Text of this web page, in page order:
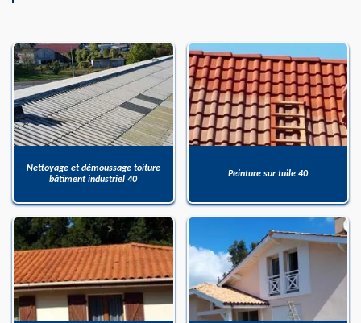
Nettoyage et démoussage toiture
bâtiment industriel 40
Peinture sur tuile 40